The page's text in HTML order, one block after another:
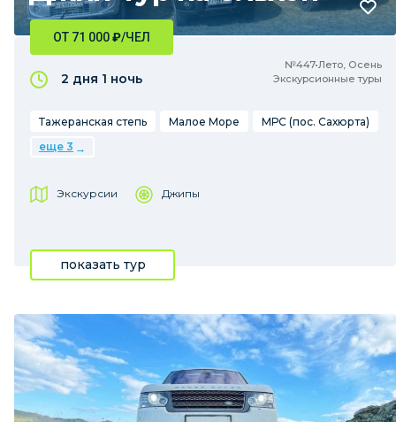
№447•Лето, Осень
Экскурсионные туры
ОТ 71 000₽/ЧЕЛ
2 дня 1 ночь
Тажеранская степь Малое Море
МРС (пос. Сахюрта)
еще 3
Экскурсии Джипы
показать тур